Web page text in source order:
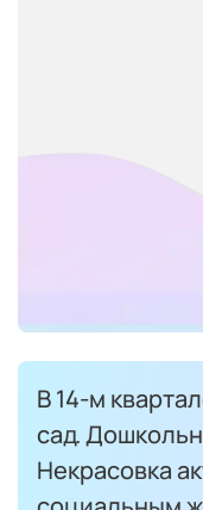
В 14-м
сад.
Некрасовка